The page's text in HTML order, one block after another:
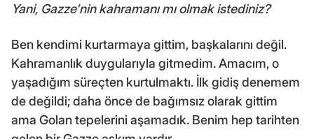
Yani, Gazze'nin kahramanı mı olmak istediniz?
Ben kendimi kurtarmaya gittim, başkalarını değil.
Kahramanlık duygularıyla gitmedim. Amacım, o
yaşadığım süreçten kurtulmaktı. İlk gidiş denemem
de değildi; daha önce de bağımsız olarak gittim
ama Golan tepelerini aşamadık. Benim hep tarihten